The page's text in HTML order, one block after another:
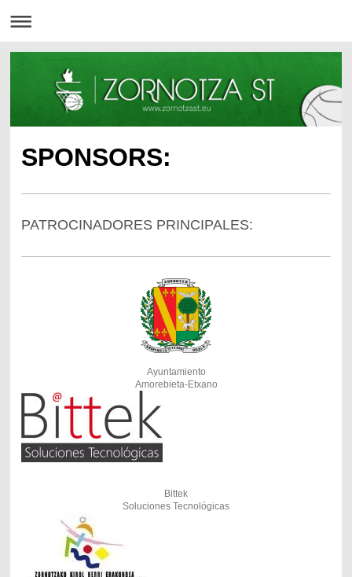
SPONSORS:
PATROCINADORES PRINCIPALES:
Ayuntamiento
Amorebieta-Etxano
Bittek
Soluciones Tecnológicas